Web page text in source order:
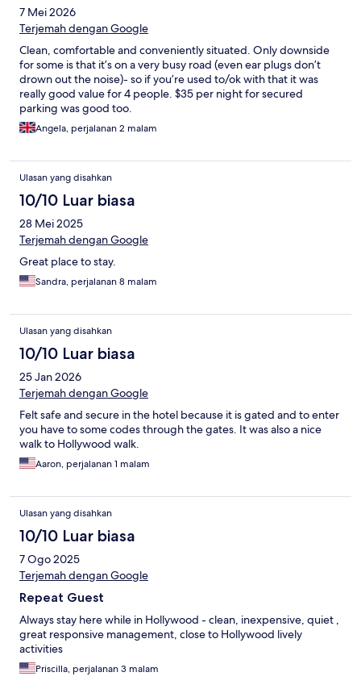
7 Mei 2026
Terjemah dengan Google
Clean, comfortable and conveniently situated. Only downside
for some is that it’s on a very busy road (even ear plugs don’t
drown out the noise)- so if you’re used to/ok with that it was
really good value for 4 people. $35 per night for secured
parking was good too.
Angela, perjalanan 2 malam
Ulasan yang disahkan
10/10 Luar biasa
28 Mei 2025
Terjemah dengan Google
Great place to stay.
Sandra, perjalanan 8 malam
Ulasan yang disahkan
10/10 Luar biasa
25 Jan 2026
Terjemah dengan Google
Felt safe and secure in the hotel because it is gated and to enter
you have to some codes through the gates. It was also a nice
walk to Hollywood walk.
Aaron, perjalanan 1 malam
Ulasan yang disahkan
10/10 Luar biasa
7 Ogo 2025
Terjemah dengan Google
Repeat Guest
Always stay here while in Hollywood - clean, inexpensive, quiet ,
great responsive management, close to Hollywood lively
activities
Priscilla, perjalanan 3 malam